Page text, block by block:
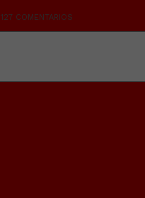
127 COMENTARIOS